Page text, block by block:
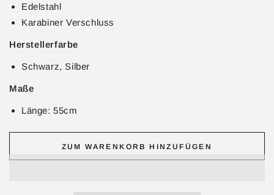
Edelstahl
Karabiner Verschluss
Herstellerfarbe
Schwarz, Silber
Maße
Länge: 55cm
ZUM WARENKORB HINZUFÜGEN